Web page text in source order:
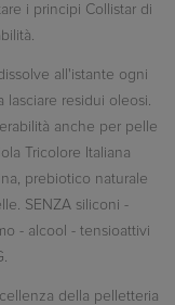
i principi Collistar di
all'istante ogni
residui oleosi.
anche per pelle
Tricolore Italiana
prebiotico naturale
SENZA siliconi -
- alcool - tensioattivi
della pelletteria